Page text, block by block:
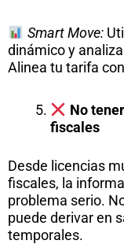
Smart Move:
dinámico y
Alinea tu tarifa
No
fiscales
Desde licencias
fiscales, la
problema serio.
puede derivar en
temporales.